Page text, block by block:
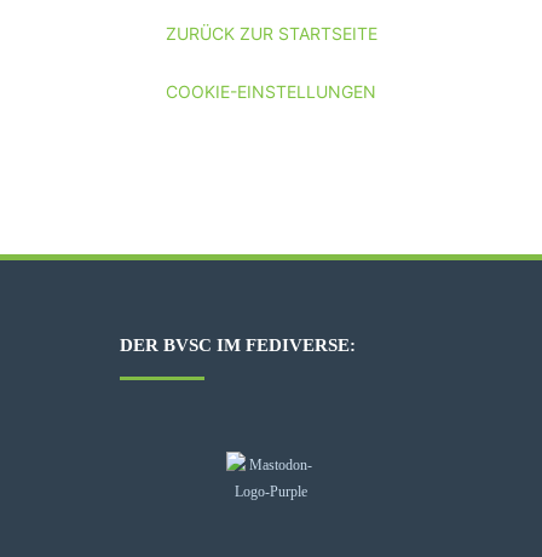
ZURÜCK ZUR STARTSEITE
COOKIE-EINSTELLUNGEN
DER BVSC IM FEDIVERSE: